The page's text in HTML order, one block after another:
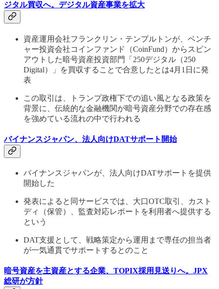
ジタル買収へ。デジタル資産事業を拡大
資産運用会社フランクリン・テンプルトンが、ベンチ
ャー投資会社コインファンド（CoinFund）からスピン
アウトした暗号資産投資部門「250デジタル（250
Digital）」を買収することで合意したとは4月1日に発
表
この取引は、トランプ政権下での追い風となる政策を
背景に、伝統的な金融機関が暗号資産分野での存在感
を強めている流れの中で行われる
バイナンスジャパン、法人向けDATサポート開始
バイナンスジャパンが、法人向けDATサポートを提供
開始した
発表によると同サービスでは、大口OTC取引、カスト
ディ（保管）、監査対応レポートを利用者へ提供する
という
DAT支援として、戦略策定から運用まで専任の担当者
が一気通貫でサポートするとのこと
暗号資産を主資産とする企業、TOPIX採用見送りへ。JPX
総研が方針